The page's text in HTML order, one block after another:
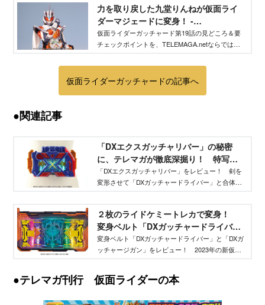
力を取り戻した九堂りんねが仮面ライ
ダーマジェードに変身！ -
TELEMAGA.net｜講談社
仮面ライダーガッチャード第19話の見どころ＆要
チェックポイントを、TELEMAGA.netならではの
返ります。これを読めばもう１回本編を見返した
くなること請け合いです。
仮面ライダーガッチャードの記事へ
●関連記事
「DXエクスガッチャリバー」の秘密
に、テレマガが徹底深掘り！ 特写写
真あり！ - TELEMAGA.net｜講談社
「DXエクスガッチャリバー」をレビュー！ 剣を
変形させて「DXガッチャードライバー」と合体。
２枚のライドケミートレカで変身！
変身ベルト「DXガッチャードライバ
ー」徹底レビュー！ - TELEMAGA.net
｜講談社
変身ベルト「DXガッチャードライバー」と「DXガ
ッチャージガン」をレビュー！ 2023年の新仮面
方、遊び方についての徹底分析＆解析！
●テレマガ刊行 仮面ライダーの本